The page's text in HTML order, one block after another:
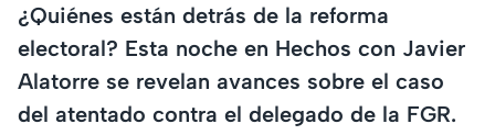
¿Quiénes están detrás de la reforma
electoral? Esta noche en Hechos con Javier
Alatorre se revelan avances sobre el caso
del atentado contra el delegado de la FGR.